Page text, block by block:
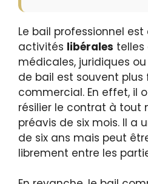
Le bail professionnel
activités libérales telles
médicales, juridiques
de bail est souvent plus
commercial. En effet, il
résilier le contrat à tout
préavis de six mois. Il a
de six ans mais peut
librement entre les